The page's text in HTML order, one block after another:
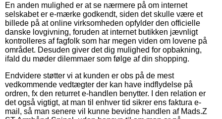
En anden mulighed er at se nærmere på om internet
selskabet er e-mærke godkendt, siden det skulle være et
billede på at online virksomheden opfylder den officielle
danske lovgivning, foruden at internet butikken jævnligt
kontrolleres af fagfolk som har megen viden om lovene på
området. Desuden giver det dig mulighed for opbakning,
ifald du møder dilemmaer som følge af din shopping.
Endvidere støtter vi at kunden er obs på de mest
vedkommende vedtægter der kan have indflydelse på
ordren, fx den returret e-handlen benytter. I den relation er
det også vigtigt, at man til enhver tid sikrer ens faktura e-
mail, så man senere vil kunne bevidne handlen af Mads.Z